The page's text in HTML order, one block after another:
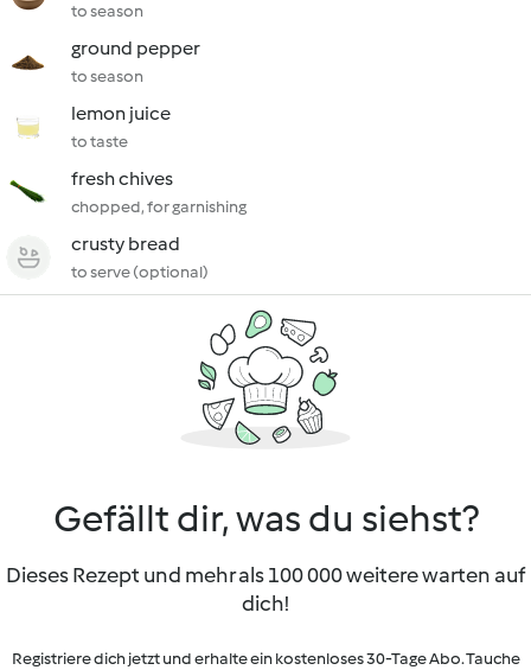
to season
ground pepper
to season
lemon juice
to taste
fresh chives
chopped, for garnishing
crusty bread
to serve (optional)
Gefällt dir, was du siehst?
Dieses Rezept und mehr als 100 000 weitere warten auf
dich!
Registriere dich jetzt und erhalte ein kostenloses 30-Tage Abo. Tauche